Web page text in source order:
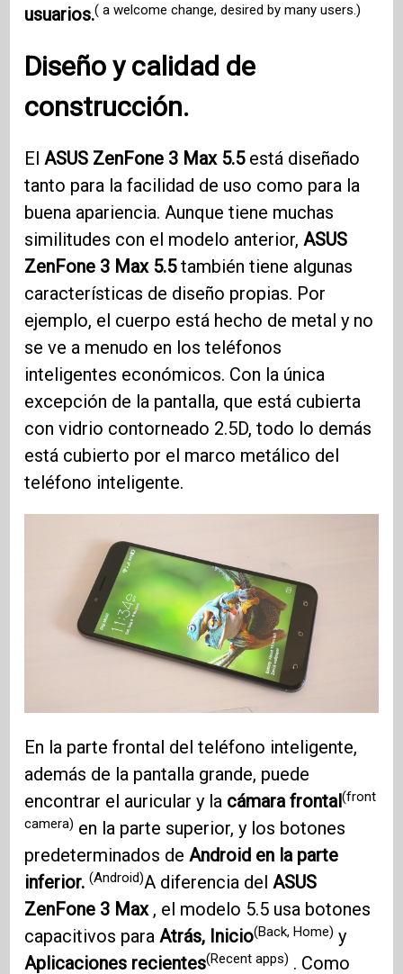
usuarios.( a welcome change, desired by many users.)
Diseño y calidad de
construcción.
ElASUS ZenFone 3 Max 5.5está diseñado
tanto para la facilidad de uso como para la
buena apariencia. Aunque tiene muchas
similitudes con el modelo anterior,ASUS
ZenFone 3 Max 5.5también tiene algunas
características de diseño propias. Por
ejemplo, el cuerpo está hecho de metal y no
se ve a menudo en los teléfonos
inteligentes económicos. Con la única
excepción de la pantalla, que está cubierta
con vidrio contorneado 2.5D, todo lo demás
está cubierto por el marco metálico del
teléfono inteligente.
En la parte frontal del teléfono inteligente,
además de la pantalla grande, puede
encontrar el auricular y la cámara frontal(front
camera) en la parte superior, y los botones
predeterminados deAndroid en la parte
inferior.(Android)A diferencia delASUS
ZenFone 3 Max, el modelo 5.5 usa botones
capacitivos paraAtrás, Inicio(Back, Home) y
Aplicaciones recientes(Recent apps) . Como